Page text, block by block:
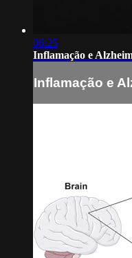
06:25
Inflamação e
Inflamação e